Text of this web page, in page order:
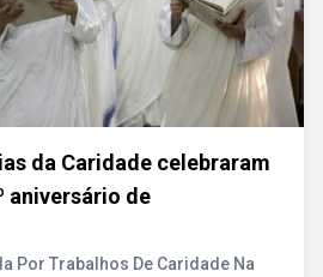
da Caridade celebraram
aniversário de
Por Trabalhos De Caridade Na